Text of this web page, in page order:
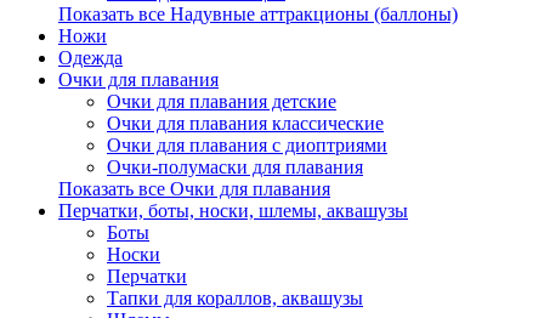
Показать все Надувные аттракционы (баллоны)
Ножи
Одежда
Очки для плавания
Очки для плавания детские
Очки для плавания классические
Очки для плавания с диоптриями
Очки-полумаски для плавания
Показать все Очки для плавания
Перчатки, боты, носки, шлемы, аквашузы
Боты
Носки
Перчатки
Тапки для кораллов, аквашузы